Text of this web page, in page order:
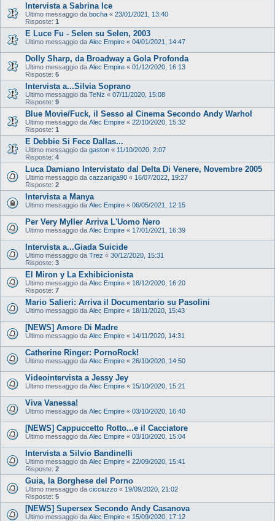
Intervista a Sabrina Ice
Ultimo messaggio da bocha « 23/01/2021, 13:40
Risposte: 1
E Luce Fu - Selen su Selen, 2003
Ultimo messaggio da Alec Empire « 04/01/2021, 14:47
Dolly Sharp, da Broadway a Gola Profonda
Ultimo messaggio da Alec Empire « 01/12/2020, 16:13
Risposte: 5
Intervista a...Silvia Soprano
Ultimo messaggio da TeNz « 07/11/2020, 15:08
Risposte: 9
Blue Movie/Fuck, il Sesso al Cinema Secondo Andy Warhol
Ultimo messaggio da Alec Empire « 22/10/2020, 15:32
Risposte: 1
E Debbie Si Fece Dallas...
Ultimo messaggio da gaston « 11/10/2020, 2:07
Risposte: 4
Luca Damiano Intervistato dal Delta Di Venere, Novembre 2005
Ultimo messaggio da cazzaniga90 « 16/07/2022, 19:27
Risposte: 2
Intervista a Manya
Ultimo messaggio da Alec Empire « 06/05/2021, 12:15
Per Very Myller Arriva L'Uomo Nero
Ultimo messaggio da Alec Empire « 17/01/2021, 16:39
Intervista a...Giada Suicide
Ultimo messaggio da Trez « 30/12/2020, 15:31
Risposte: 3
El Miron y La Exhibicionista
Ultimo messaggio da Alec Empire « 18/12/2020, 16:20
Risposte: 7
Mario Salieri: Arriva il Documentario su Pasolini
Ultimo messaggio da Alec Empire « 18/11/2020, 15:43
[NEWS] Amore Di Madre
Ultimo messaggio da Alec Empire « 14/11/2020, 14:31
Catherine Ringer: PornoRock!
Ultimo messaggio da Alec Empire « 26/10/2020, 14:50
Videointervista a Jessy Jey
Ultimo messaggio da Alec Empire « 15/10/2020, 15:21
Viva Vanessa!
Ultimo messaggio da Alec Empire « 03/10/2020, 16:40
[NEWS] Cappuccetto Rotto...e il Cacciatore
Ultimo messaggio da Alec Empire « 03/10/2020, 15:04
Intervista a Silvio Bandinelli
Ultimo messaggio da Alec Empire « 22/09/2020, 15:41
Risposte: 2
Guia, la Borghese del Porno
Ultimo messaggio da cicciuzzo « 19/09/2020, 21:02
Risposte: 5
[NEWS] Supersex Secondo Andy Casanova
Ultimo messaggio da Alec Empire « 15/09/2020, 17:12